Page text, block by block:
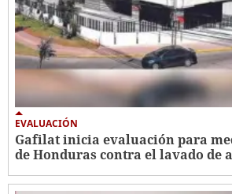
EVALUACIÓN
Gafilat inicia evaluación para
de Honduras contra el lavado de